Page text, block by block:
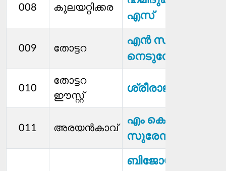
008 കുലയറ്റിക്കര
എസ്
009 തോട്ടറ
എൻ സി വേണു
നെടുന്തോട്ടിൽ
010
തോട്ടറ
ഈസ്റ്റ്
ശ്രീരാജ് കെ ആർ
011 അരയന്‍കാവ്
എം കെ
സുരേന്ദ്രൻ
ബിജോയ്കുമാർ